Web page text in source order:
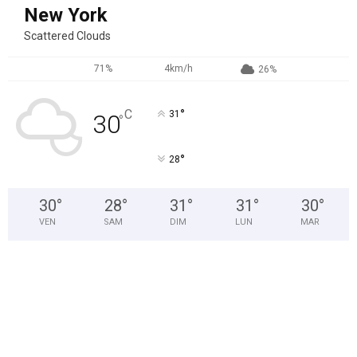
New York
Scattered Clouds
71% 4km/h 26%
30°C 31 °
28°
30°
VEN
28°
SAM
31 °
DIM
31 °
LUN
30°
MAR